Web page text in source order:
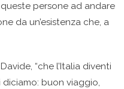
persone ad andare
da un’esistenza che, a
“che l’Italia diventi
diciamo: buon viaggio,